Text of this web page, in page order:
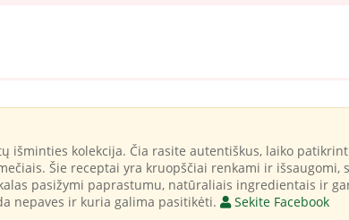
išminties kolekcija. Čia rasite autentiškus, laiko
Šie receptai yra kruopščiai renkami ir išsaugomi,
pasižymi paprastumu, natūraliais ingredientais ir
nepaves ir kuria galima pasitikėti.
Sekite Facebook